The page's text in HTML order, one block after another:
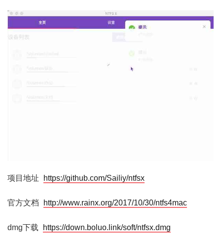
项目地址 https://github.com/Sailiy/ntfsx
官方文档 http://www.rainx.org/2017/10/30/ntfs4mac
dmg下载 https://down.boluo.link/soft/ntfsx.dmg